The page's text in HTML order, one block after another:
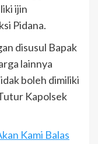
ijin
Pidana.
disusul Bapak
lainnya
boleh dimiliki
Kapolsek
Kami Balas